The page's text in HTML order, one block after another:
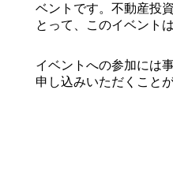
ベントです。不動産投
とって、このイベント
イベントへの参加には
申し込みいただくこと